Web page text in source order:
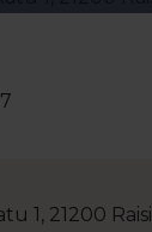
1, 21200